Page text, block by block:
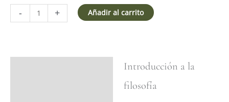
- + Añadir al carrito
Introducción a la
filosofía